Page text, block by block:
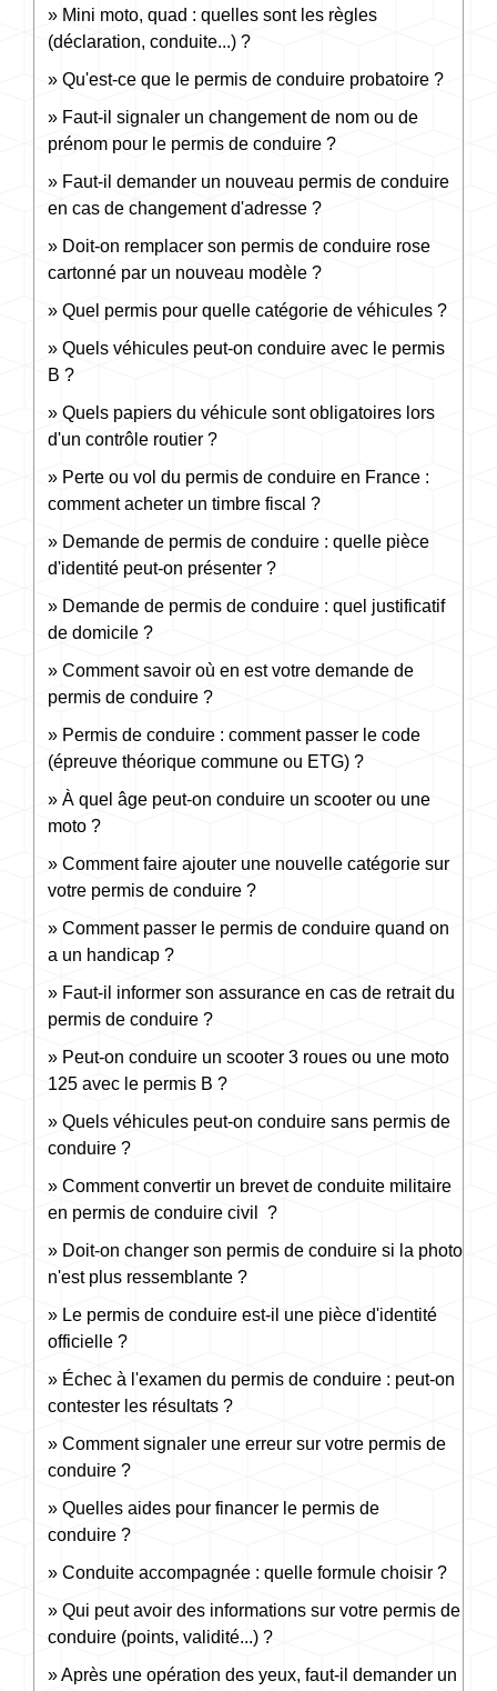
Mini moto, quad : quelles sont les règles
(déclaration, conduite...) ?
Qu'est-ce que le permis de conduire probatoire ?
Faut-il signaler un changement de nom ou de
prénom pour le permis de conduire ?
Faut-il demander un nouveau permis de conduire
en cas de changement d'adresse ?
Doit-on remplacer son permis de conduire rose
cartonné par un nouveau modèle ?
Quel permis pour quelle catégorie de véhicules ?
Quels véhicules peut-on conduire avec le permis
B ?
Quels papiers du véhicule sont obligatoires lors
d'un contrôle routier ?
Perte ou vol du permis de conduire en France :
comment acheter un timbre fiscal ?
Demande de permis de conduire : quelle pièce
d'identité peut-on présenter ?
Demande de permis de conduire : quel justificatif
de domicile ?
Comment savoir où en est votre demande de
permis de conduire ?
Permis de conduire : comment passer le code
(épreuve théorique commune ou ETG) ?
À quel âge peut-on conduire un scooter ou une
moto ?
Comment faire ajouter une nouvelle catégorie sur
votre permis de conduire ?
Comment passer le permis de conduire quand on
a un handicap ?
Faut-il informer son assurance en cas de retrait du
permis de conduire ?
Peut-on conduire un scooter 3 roues ou une moto
125 avec le permis B ?
Quels véhicules peut-on conduire sans permis de
conduire ?
Comment convertir un brevet de conduite militaire
en permis de conduire civil ?
Doit-on changer son permis de conduire si la photo
n'est plus ressemblante ?
Le permis de conduire est-il une pièce d'identité
officielle ?
Échec à l'examen du permis de conduire : peut-on
contester les résultats ?
Comment signaler une erreur sur votre permis de
conduire ?
Quelles aides pour financer le permis de
conduire ?
Conduite accompagnée : quelle formule choisir ?
Qui peut avoir des informations sur votre permis de
conduire (points, validité...) ?
Après une opération des yeux, faut-il demander un